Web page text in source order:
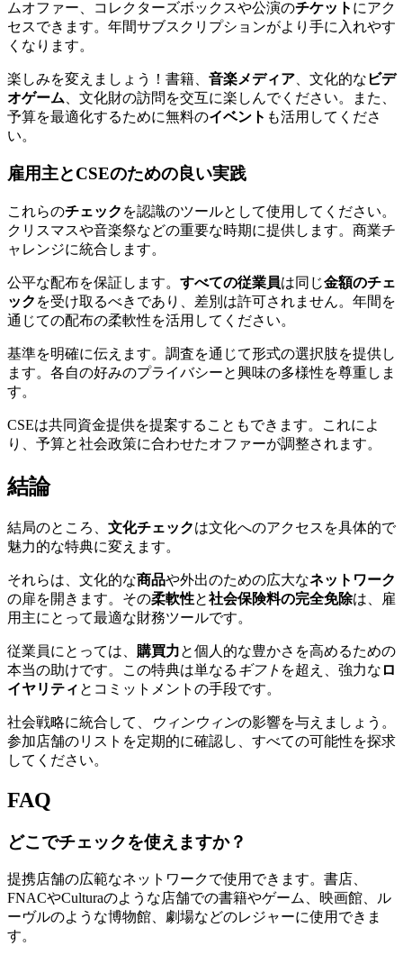
ムオファー、コレクターズボックスや公演のチケット にアク
セスできます。年間サブスクリプションがより手に入れやす
くなります。
楽しみを変えましょう！書籍、 音楽メディア 、文化的な ビデ
オゲーム 、文化財の訪問を交互に楽しんでください。また、
予算を最適化するために無料のイベント も活用してくださ
い。
雇用主とCSEのための良い実践
これらのチェック を認識のツールとして使用してください。
クリスマスや音楽祭などの重要な時期に提供します。商業チ
ャレンジに統合します。
公平な配布を保証します。 すべての従業員は同じ金額のチェ
ック を受け取るべきであり、差別は許可されません。年間を
通じての配布の柔軟性を活用してください。
基準を明確に伝えます。調査を通じて形式の選択肢を提供し
ます。各自の好みのプライバシーと興味の多様性を尊重しま
す。
CSEは共同資金提供を提案することもできます。これによ
り、予算と社会政策に合わせたオファーが調整されます。
結論
結局のところ、 文化チェックは文化へのアクセスを具体的で
魅力的な特典に変えます。
それらは、文化的な商品や外出のための広大なネットワーク
の扉を開きます。その柔軟性と社会保険料の完全免除は、雇
用主にとって最適な財務ツールです。
従業員にとっては、 購買力と個人的な豊かさを高めるための
本当の助けです。この特典は単なる ギフト を超え、強力な ロ
イヤリティ とコミットメントの手段です。
社会戦略に統合して、 ウィンウィンの影響を与えましょう。
参加店舗のリストを定期的に確認し、すべての可能性を探求
してください。
FAQ
どこでチェックを使えますか？
提携店舗の広範なネットワークで使用できます。書店、
FNACやCulturaのような店舗での書籍やゲーム、映画館、ル
ーヴルのような博物館、劇場などのレジャーに使用できま
す。